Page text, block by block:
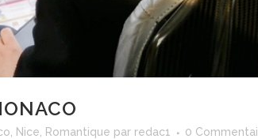
Nice Romantique par redac1 0